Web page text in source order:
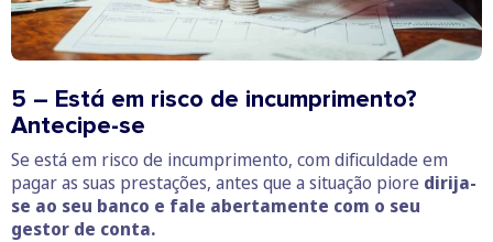
5 – Está em risco de incumprimento?
Antecipe-se
Se está em risco de incumprimento, com dificuldade em
pagar as suas prestações, antes que a situação piore dirija-
se ao seu banco e fale abertamente com o seu
gestor de conta.